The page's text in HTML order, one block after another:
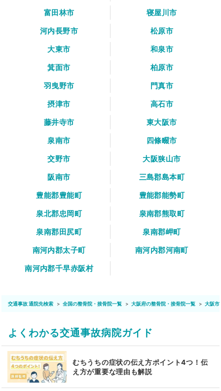
富田林市
寝屋川市
河内長野市
松原市
大東市
和泉市
箕面市
柏原市
羽曳野市
門真市
摂津市
高石市
藤井寺市
東大阪市
泉南市
四條畷市
交野市
大阪狭山市
阪南市
三島郡島本町
豊能郡豊能町
豊能郡能勢町
泉北郡忠岡町
泉南郡熊取町
泉南郡田尻町
泉南郡岬町
南河内郡太子町
南河内郡河南町
南河内郡千早赤阪村
交通事故 通院先検索 全国の整骨院・接骨院一覧 大阪府の整骨院・接骨院一覧 大阪市
よくわかる交通事故病院ガイド
むちうちの症状の伝え方ポイント4つ！伝
え方が重要な理由も解説